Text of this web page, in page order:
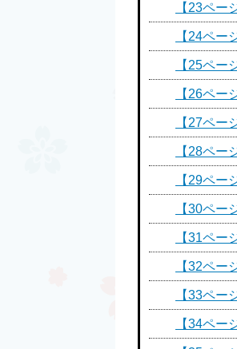
【23ペ
【24ペ
【25ペ
【26ペ
【27ペ
【28ペ
【29ペー
【30ペ
【31ペ
【32ペー
【33ペー
【34ペー